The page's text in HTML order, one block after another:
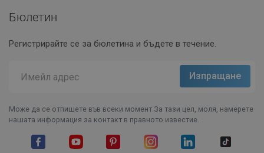
Бюлетин
Регистрирайте се за бюлетина и бъдете в течение.
Може да се отпишете във всеки момент.За тази цел, моля, намерете
нашата информация за контакт в правното известие.